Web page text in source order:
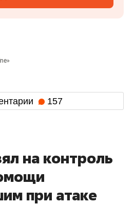
157
на контроль
при атаке